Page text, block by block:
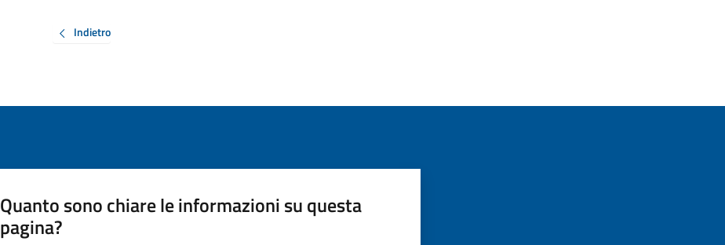
Indietro
Quanto sono chiare le informazioni su questa
pagina?